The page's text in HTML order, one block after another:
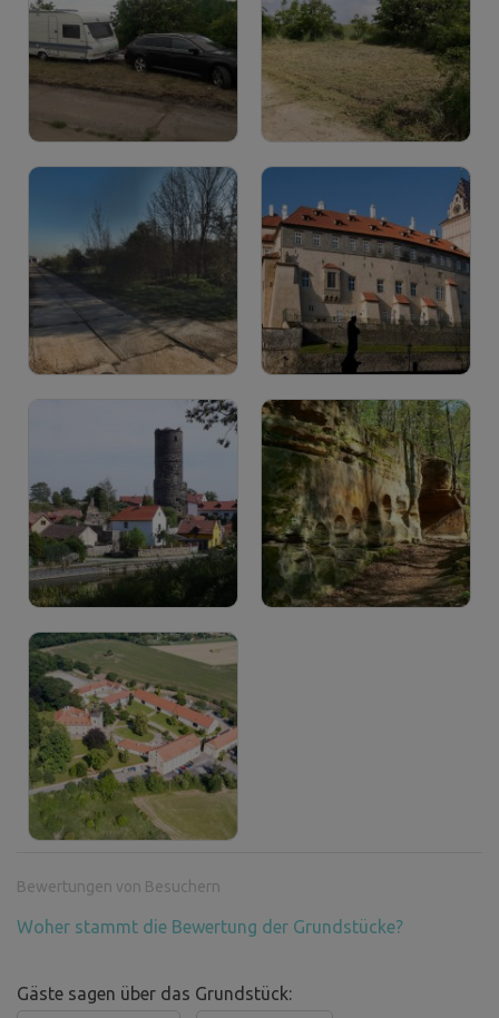
Bewertungen von Besuchern
Woher stammt die Bewertung der Grundstücke?
Gäste sagen über das Grundstück: